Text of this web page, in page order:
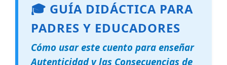
🎓 GUÍA DIDÁCTICA PARA
PADRES Y EDUCADORES
Cómo usar este cuento para enseñar
Autenticidad y las Consecuencias de